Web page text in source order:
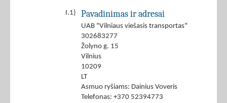
I.1) Pavadinimas ir adresai
UAB "Vilniaus viešasis transportas"
302683277
Žolyno g. 15
Vilnius
10209
LT
Asmuo ryšiams: Dainius Voveris
Telefonas: +370 52394773